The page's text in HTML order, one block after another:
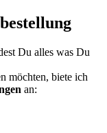
Du alles was Du
möchten, biete ich
an: